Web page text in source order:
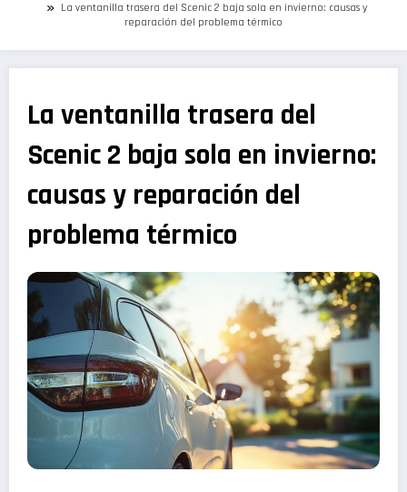
La ventanilla trasera del Scenic 2 baja sola en invierno: causas y
reparación del problema térmico
La ventanilla trasera del
Scenic 2 baja sola en invierno:
causas y reparación del
problema térmico